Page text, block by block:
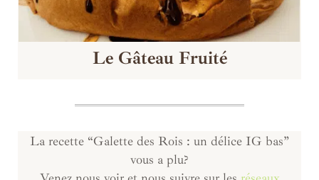
Le Gâteau Fruité
La recette “Galette des Rois : un délice IG bas”
vous a plu?